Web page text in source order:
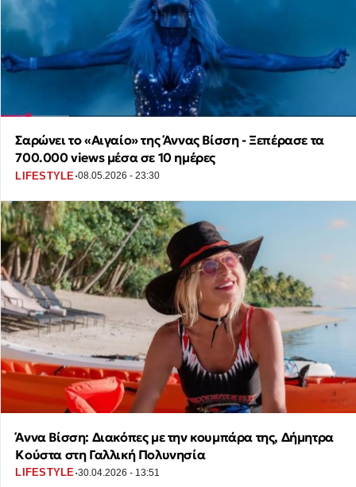
Σαρώνει το «Αιγαίο» της Άννας Βίσση - Ξεπέρασε τα
700.000 views μέσα σε 10 ημέρες
LIFESTYLE ·08.05.2026 - 23:30
Άννα Βίσση: Διακόπες με την κουμπάρα της, Δήμητρα
Κούστα στη Γαλλική Πολυνησία
LIFESTYLE·30.04.2026 - 13:51